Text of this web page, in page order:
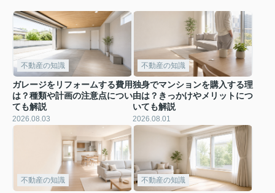
不動産の知識
ガレージをリフォームする費用
は？種類や計画の注意点につい
ても解説
2026.08.03
不動産の知識
独身でマンションを購入する理
由は？きっかけやメリットにつ
いても解説
2026.08.01
不動産の知識 不動産の知識